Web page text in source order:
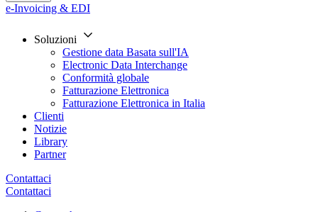
e-Invoicing & EDI
Soluzioni
Gestione data Basata sull'IA
Electronic Data Interchange
Conformità globale
Fatturazione Elettronica
Fatturazione Elettronica in Italia
Clienti
Notizie
Library
Partner
Contattaci
Contattaci